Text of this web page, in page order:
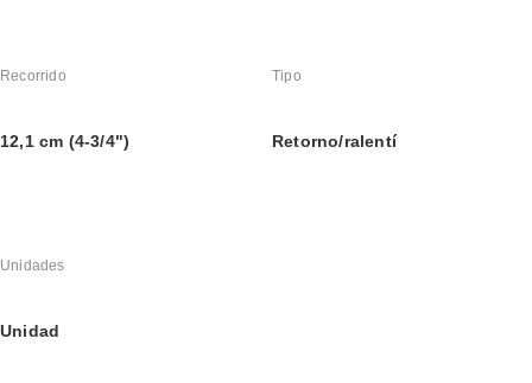
Recorrido
12,1 cm (4-3/4")
Tipo
Retorno/ralentí
Unidades
Unidad